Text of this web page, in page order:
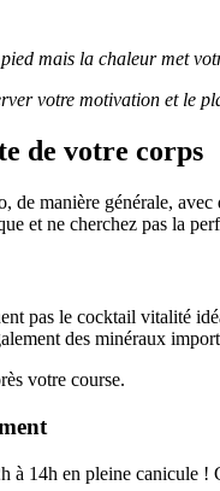
mais la chaleur met
votre motivation et le
de votre corps
de manière générale,
et ne cherchez pas la
pas le cocktail vitalité
des minéraux
votre course.
à 14h en pleine canicule !